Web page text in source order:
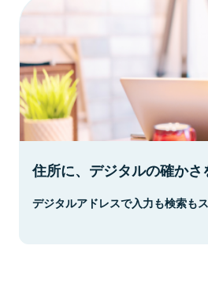
住所に、デジタルの確かさ
デジタルアドレスで入力も検索もス